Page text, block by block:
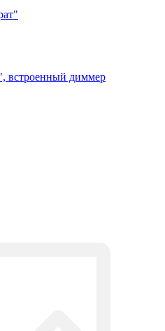
встроенный диммер